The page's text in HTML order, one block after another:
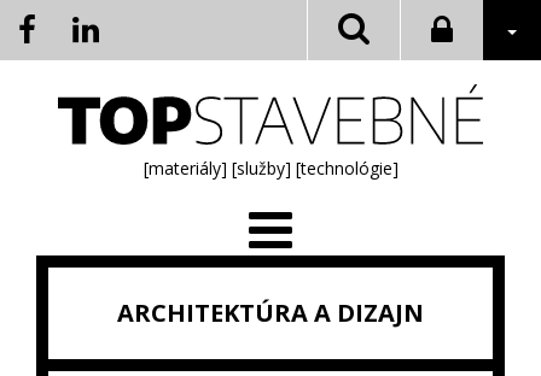
[materiály] [služby] [technológie]
ARCHITEKTÚRA A DIZAJN